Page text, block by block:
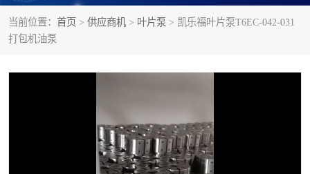
当前位置： 首页 > 供应商机 > 叶片泵 > 凯乐福叶片泵T6EC-042-031
打包机油泵
柱塞泵 方向阀
列管式油冷却器